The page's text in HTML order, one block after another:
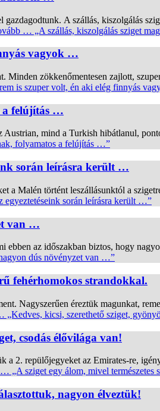
A szállás, kiszolgálás
… „A szállás, kiszolgálás sziget
vagyok …
zökkenőmentesen zajlott,
is szuper volt, én aki elég finnyás
a felújítás …
Austrian, mind a Turkish hibátlanul,
folyamatos a felújítás …”
során leírásra került …
a Malén történt leszállásunktól a
egyeztetéseink során leírásra került …”
van …
ebben az időszakban biztos, hogy
dús növényzet van …”
fehérhomokos strandokkal.
Nagyszerűen éreztük magunkat,
„Kedves, kicsi, szerethető sziget,
csodás élővilága van!
a 2. repülőjegyeket az Emirates-re,
… „A sziget egy álom, mivel természetes
nagyon élveztük!